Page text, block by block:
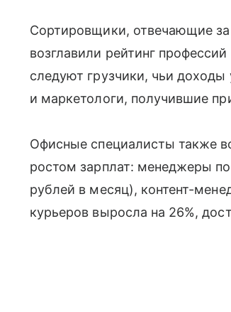
Сортировщики, отвечающие за
возглавили рейтинг
следуют грузчики, чьи
и маркетологи, получившие
Офисные специалисты также
ростом зарплат: менеджеры
рублей в месяц), контент-
курьеров выросла на 26%,